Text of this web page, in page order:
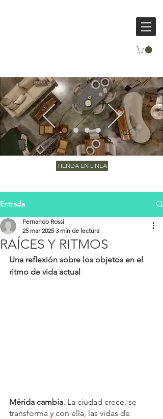
TIENDA EN LINEA
Entrada
RAÍCES Y RITMOS
Fernando Rossi
25 mar 2025 3 min de lectura
Una reflexión sobre los objetos en el
ritmo de vida actual
Mérida cambia. La ciudad crece, se
transforma y con ella, las vidas de